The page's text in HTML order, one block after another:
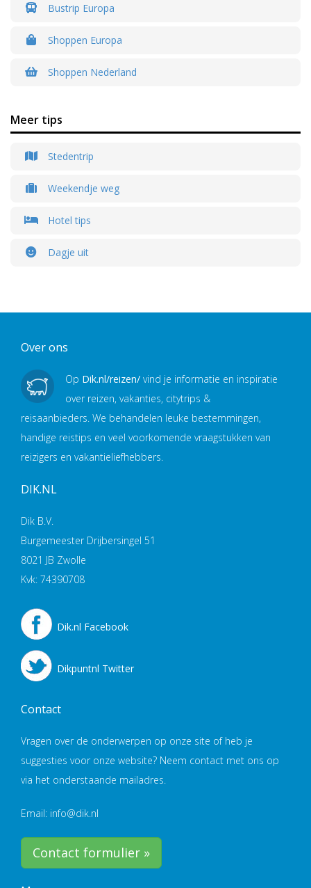
Bustrip Europa
Shoppen Europa
Shoppen Nederland
Meer tips
Stedentrip
Weekendje weg
Hotel tips
Dagje uit
Over ons
Op Dik.nl/reizen/ vind je informatie en inspiratie
over reizen, vakanties, citytrips &
reisaanbieders. We behandelen leuke bestemmingen,
handige reistips en veel voorkomende vraagstukken van
reizigers en vakantieliefhebbers.
DIK.NL
Dik B.V.
Burgemeester Drijbersingel 51
8021 JB Zwolle
Kvk: 74390708
Dik.nl Facebook
Dikpuntnl Twitter
Contact
Vragen over de onderwerpen op onze site of heb je
suggesties voor onze website? Neem contact met ons op
via het onderstaande mailadres.
Email: info@dik.nl
Contact formulier »